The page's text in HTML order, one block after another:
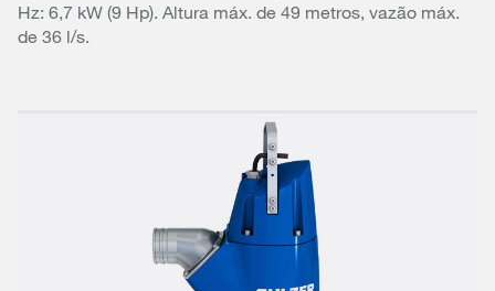
Hz: 6,7 kW (9 Hp). Altura máx. de 49 metros, vazão máx.
de 36 l/s.